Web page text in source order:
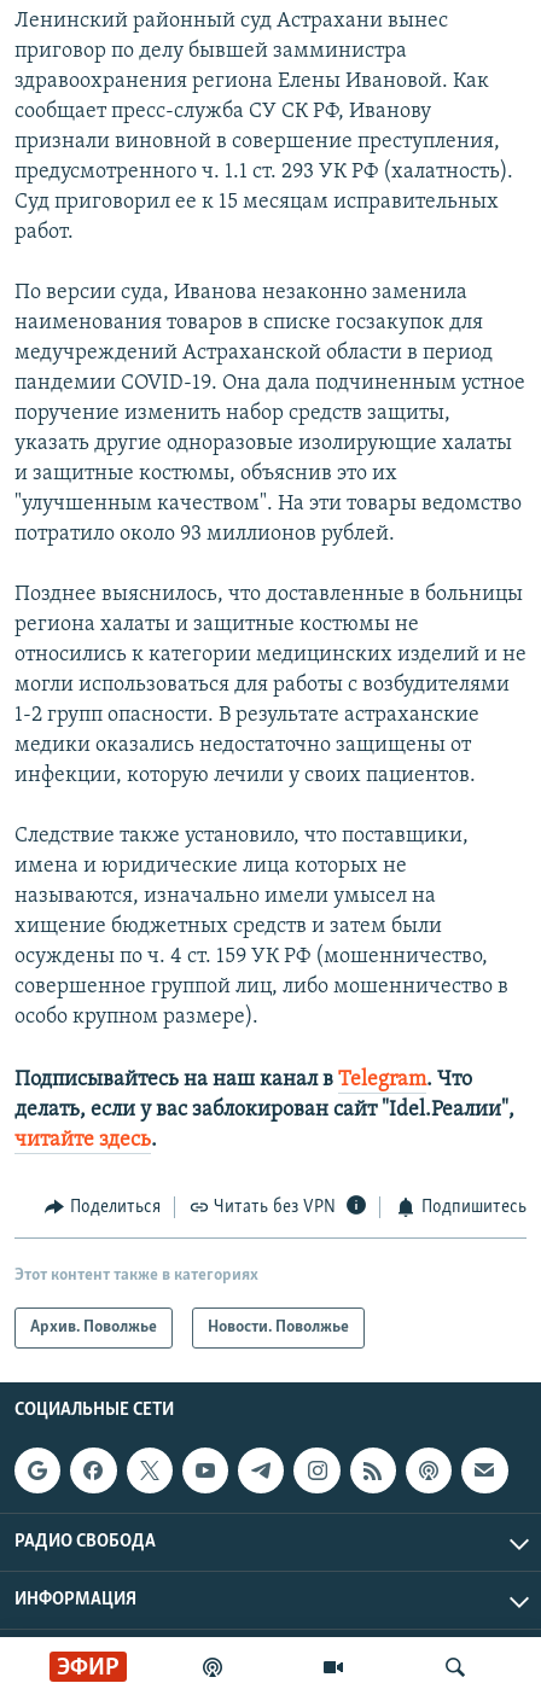
ЭФИР
Ленинский районный суд Астрахани вынес
приговор по делу бывшей замминистра
здравоохранения региона Елены Ивановой. Как
сообщает пресс-служба СУ СК РФ, Иванову
признали виновной в совершение преступления,
предусмотренного ч. 1.1 ст. 293 УК РФ (халатность).
Суд приговорил ее к 15 месяцам исправительных
работ.
По версии суда, Иванова незаконно заменила
наименования товаров в списке госзакупок для
медучреждений Астраханской области в период
пандемии COVID-19. Она дала подчиненным устное
поручение изменить набор средств защиты,
указать другие одноразовые изолирующие халаты
и защитные костюмы, объяснив это их
"улучшенным качеством". На эти товары ведомство
потратило около 93 миллионов рублей.
Позднее выяснилось, что доставленные в больницы
региона халаты и защитные костюмы не
относились к категории медицинских изделий и не
могли использоваться для работы с возбудителями
1-2 групп опасности. В результате астраханские
медики оказались недостаточно защищены от
инфекции, которую лечили у своих пациентов.
Следствие также установило, что поставщики,
имена и юридические лица которых не
называются, изначально имели умысел на
хищение бюджетных средств и затем были
осуждены по ч. 4 ст. 159 УК РФ (мошенничество,
совершенное группой лиц, либо мошенничество в
особо крупном размере).
Подписывайтесь на наш канал в Telegram. Что
делать, если у вас заблокирован сайт "Idel.Реалии",
читайте здесь.
Поделиться Читать без VPN Подпишитесь
Этот контент также в категориях
Архив. Поволжье Новости. Поволжье
СОЦИАЛЬНЫЕ СЕТИ
РАДИО СВОБОДА
ИНФОРМАЦИЯ
Радио Свобода © 2026 RFE/RL, Inc. | Все права защищены.